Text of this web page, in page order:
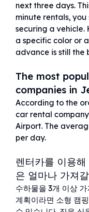
next three days.
minute rentals,
securing a vehicle.
a specific color or
advance is still the
The most
companies in
According to the
car rental
Airport. The
per day.
렌터카를 이용
은 얼마나 가져
수하물을 3개 이상
계획이라면 소형 캠